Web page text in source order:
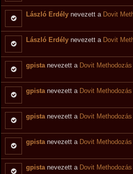
László Erdély nevezett a Dovit
László Erdély nevezett a Dovit
gpistanevezett a Dovit
gpistanevezett a Dovit
gpistanevezett a Dovit
gpistanevezett a Dovit
gpistanevezett a Dovit